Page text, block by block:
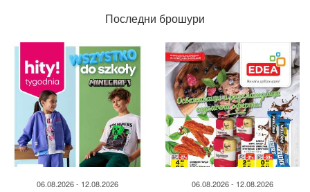
Последни брошури
06.08.2026 - 12.08.2026 06.08.2026 - 12.08.2026